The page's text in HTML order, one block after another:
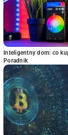
Inteligentny dom: co
Poradnik